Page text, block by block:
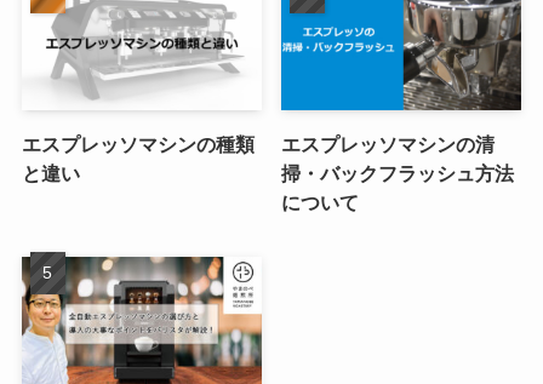
エスプレッソマシンの種類
と違い
エスプレッソマシンの清
掃・バックフラッシュ方法
について